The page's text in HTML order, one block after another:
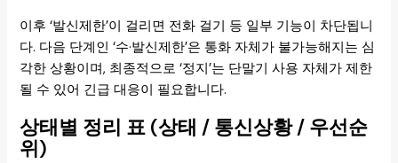
이후 ‘발신제한’이 걸리면 전화 걸기 등 일부 기능이 차단됩니
다. 다음 단계인 ‘수·발신제한’은 통화 자체가 불가능해지는 심
각한 상황이며, 최종적으로 ‘정지’는 단말기 사용 자체가 제한
될 수 있어 긴급 대응이 필요합니다.
상태별 정리 표 (상태 / 통신상황 / 우선순
위)